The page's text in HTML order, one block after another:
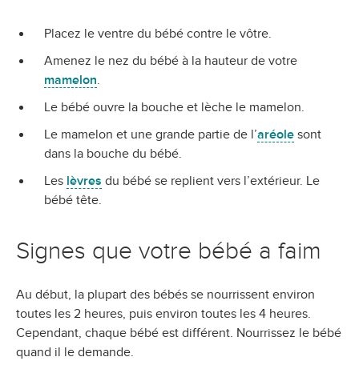
Placez le ventre du bébé contre le vôtre.
Amenez le nez du bébé à la hauteur de votre
mamelon.
Le bébé ouvre la bouche et lèche le mamelon.
Le mamelon et une grande partie de l’aréole sont
dans la bouche du bébé.
Les lèvres du bébé se replient vers l’extérieur. Le
bébé tête.
Signes que votre bébé a faim
Au début, la plupart des bébés se nourrissent environ
toutes les 2 heures, puis environ toutes les 4 heures.
Cependant, chaque bébé est différent. Nourrissez le bébé
quand il le demande.